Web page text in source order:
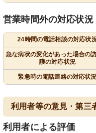
営業時間外の対応状況
24時間の電話相談の対応状
急な病状の変化があった場合の
護の対応状況
緊急時の電話連絡の対応状況
利用者等の意見・第三
利用者による評価